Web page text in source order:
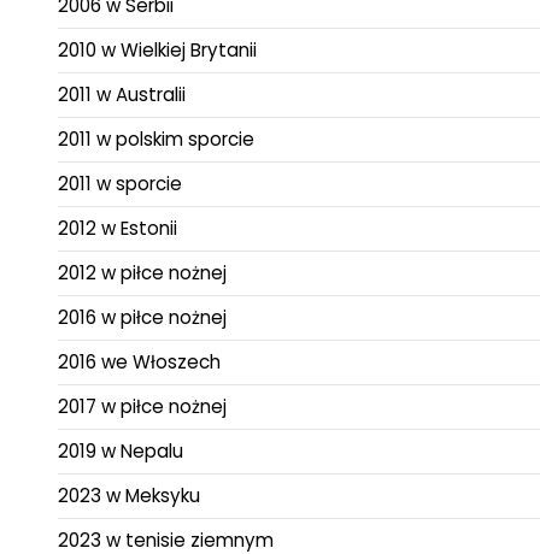
2006 w Serbii
2010 w Wielkiej Brytanii
2011 w Australii
2011 w polskim sporcie
2011 w sporcie
2012 w Estonii
2012 w piłce nożnej
2016 w piłce nożnej
2016 we Włoszech
2017 w piłce nożnej
2019 w Nepalu
2023 w Meksyku
2023 w tenisie ziemnym